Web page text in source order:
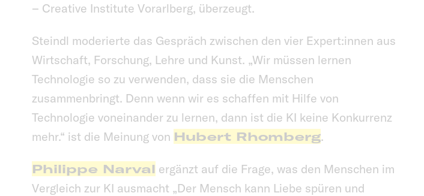
– Creative Institute Vorarlberg, überzeugt.
Steindl moderierte das Gespräch zwischen den vier Expert:innen aus
Wirtschaft, Forschung, Lehre und Kunst. „Wir müssen lernen
Technologie so zu verwenden, dass sie die Menschen
zusammenbringt. Denn wenn wir es schaffen mit Hilfe von
Technologie voneinander zu lernen, dann ist die KI keine Konkurrenz
mehr.“ ist die Meinung von Hubert Rhomberg.
Philippe Narval ergänzt auf die Frage, was den Menschen im
Vergleich zur KI ausmacht „Der Mensch kann Liebe spüren und